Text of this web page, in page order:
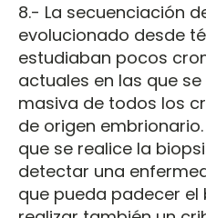
8.- La secuenciación
evolucionado desde
estudiaban pocos
actuales en las que
masiva de todos los
de origen
que se realice la
detectar una
que pueda padecer el